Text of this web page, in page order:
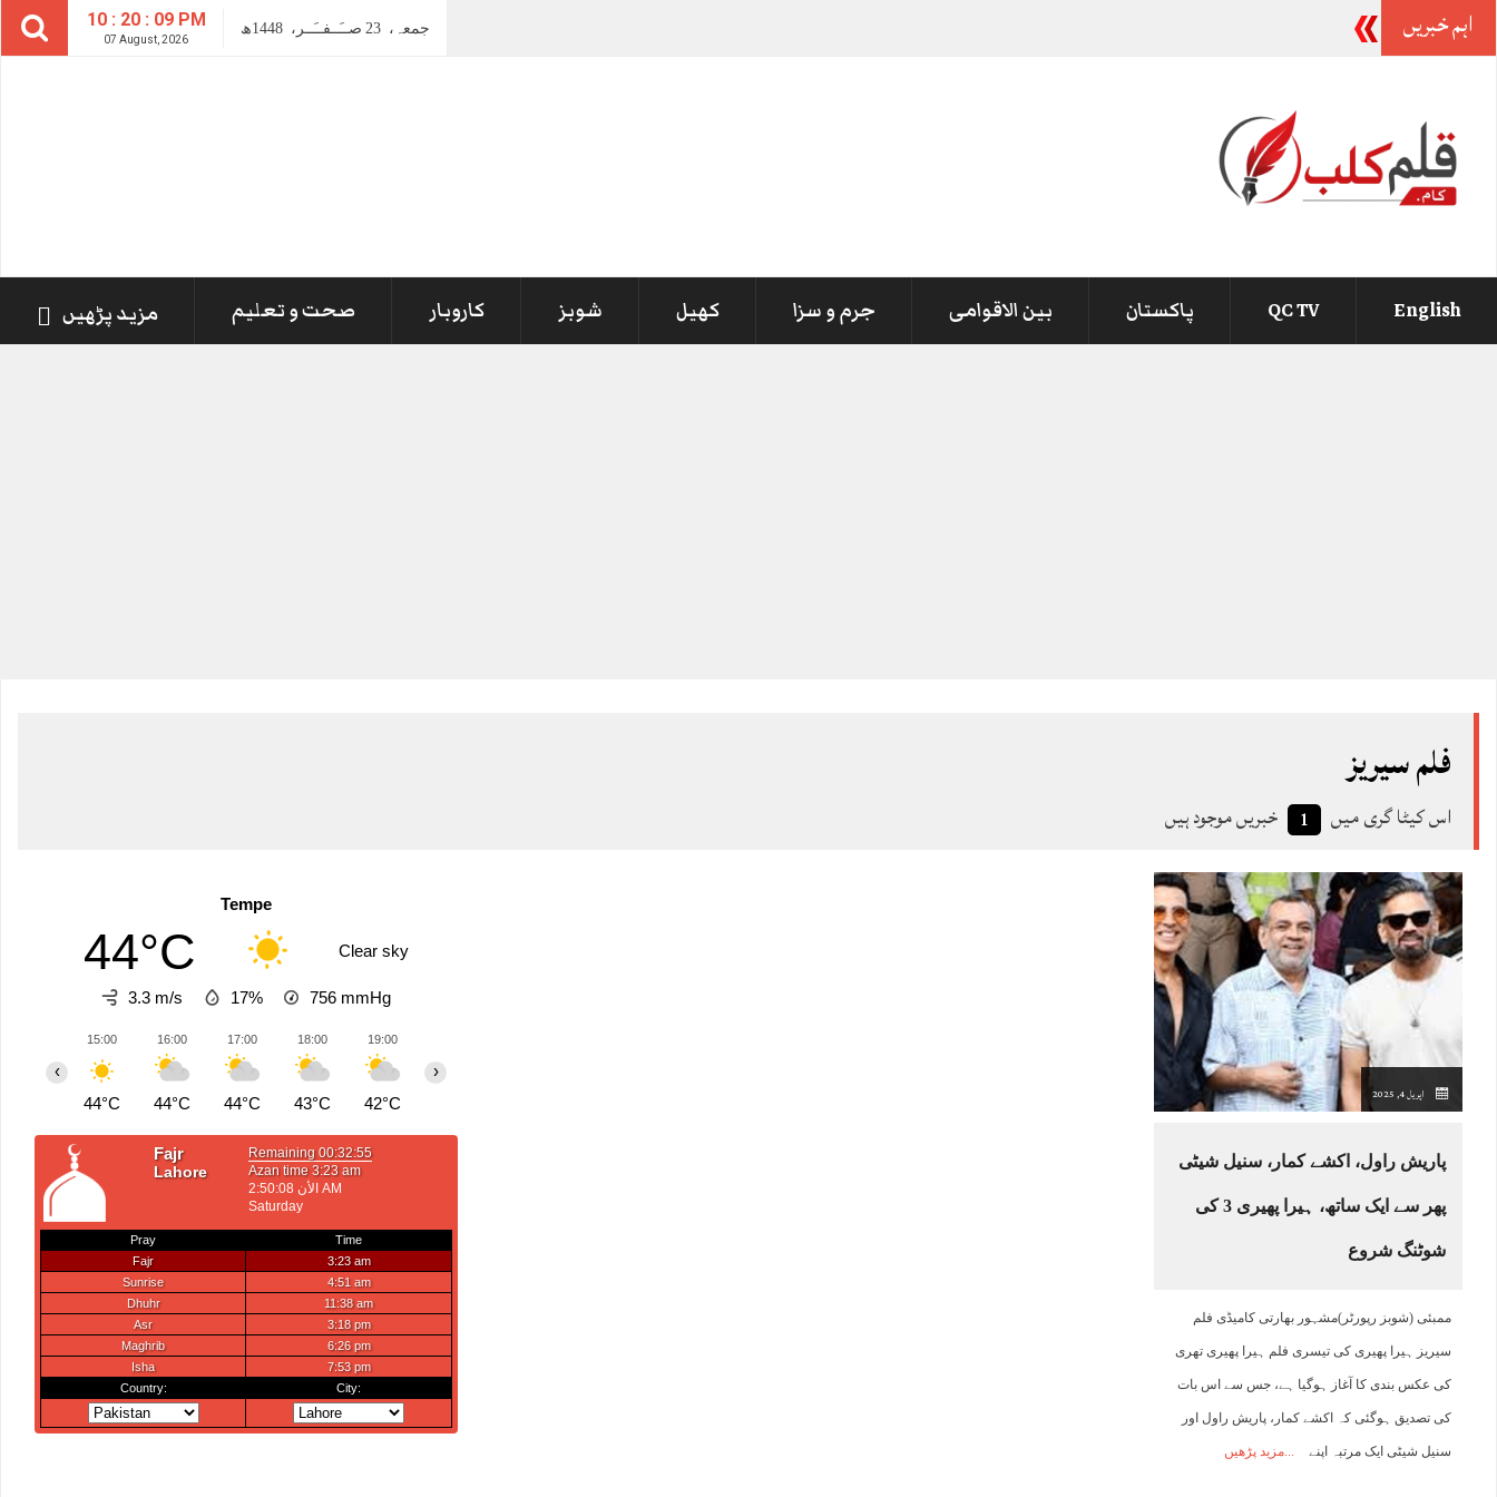
10 : 20 : 09 PM
07 August, 2026
جمعہ، 23 صــَــفــَــر، 1448ھ اہم خبریں
English
QC TV پاکستان بین الاقوامی جرم و سزا کھیل شوبز کاروبار صحت و تعلیم مزید پڑھیں
فلم سیریز
اس کیٹا گری میں 1 خبریں موجود ہیں
Tempe
44°C Clear sky
3.3 m/s 17% 756 mmHg
15:00
44°C
16:00
44°C
17:00
44°C
18:00
43°C
19:00
42°C
06:00
33°C
07:00
34°C
08:00
36°C
09:00
38°C
10:00
39°C
‹
›
اپریل 4, 2025
پاریش راول، اکشے کمار، سنیل شیٹی
پھر سے ایک ساتھ، ہیرا پھیری 3 کی
شوٹنگ شروع
ممبئی (شوبز رپورٹر)مشہور بھارتی کامیڈی فلم
سیریز ہیرا پھیری کی تیسری فلم ہیرا پھیری تھری
کی عکس بندی کا آغاز ہوگیا ہے، جس سے اس بات
کی تصدیق ہوگئی کہ اکشے کمار، پاریش راول اور
سنیل شیٹی ایک مرتبہ اپنے مزید پڑھیں